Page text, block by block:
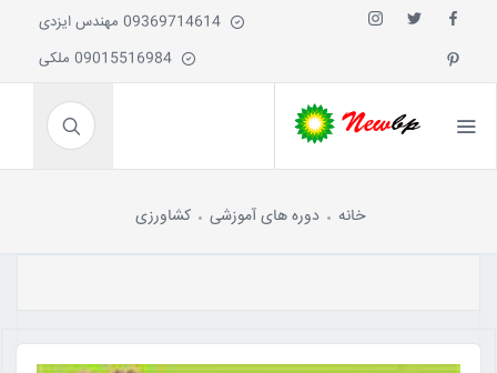
خانه دوره های آموزشی کشاورزی